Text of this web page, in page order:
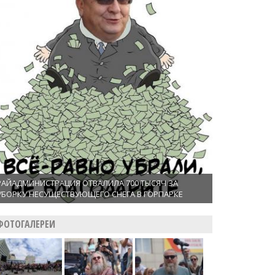
ОТВАЛИЛА 700 ТЫСЯЧ ЗА
НЕСУЩЕСТВУЮЩЕГО СНЕГА В ГОРПАРКЕ